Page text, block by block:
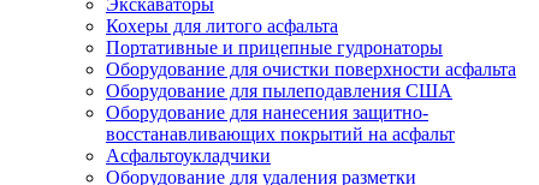
Экскаваторы
Кохеры для литого асфальта
Портативные и прицепные гудронаторы
Оборудование для очистки поверхности асфальта
Оборудование для пылеподавления США
Оборудование для нанесения защитно-
восстанавливающих покрытий на асфальт
Асфальтоукладчики
Оборудование для удаления разметки